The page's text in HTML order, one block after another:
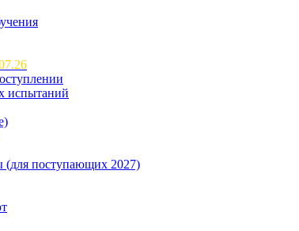
испытаний
(для поступающих 2027)